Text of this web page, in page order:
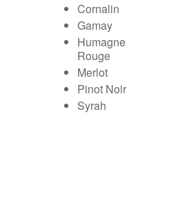
Cornalin
Gamay
Humagne
Rouge
Merlot
Pinot Noir
Syrah